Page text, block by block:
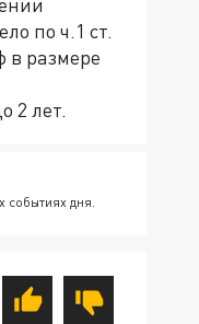
по ч.1 ст.
в размере
2 лет.
событиях дня.